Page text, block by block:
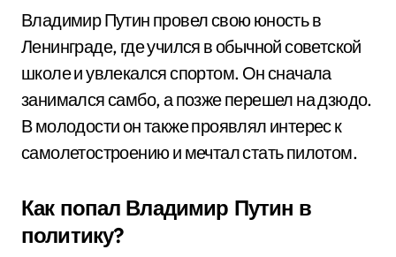
Владимир Путин провел свою юность в
Ленинграде, где учился в обычной советской
школе и увлекался спортом. Он сначала
занимался самбо, а позже перешел на дзюдо.
В молодости он также проявлял интерес к
самолетостроению и мечтал стать пилотом.
Как попал Владимир Путин в
политику?